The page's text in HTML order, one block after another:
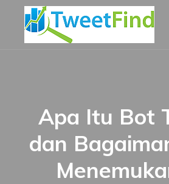
Apa Itu Bot
dan